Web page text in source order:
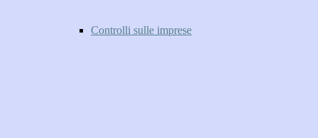
Controlli sulle imprese